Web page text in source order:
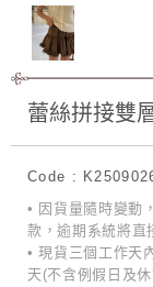
蕾絲拼接雙
Code :
• 因貨量隨時變動
款，逾期系統將直
• 現貨三個工作天
天(不含例假日及